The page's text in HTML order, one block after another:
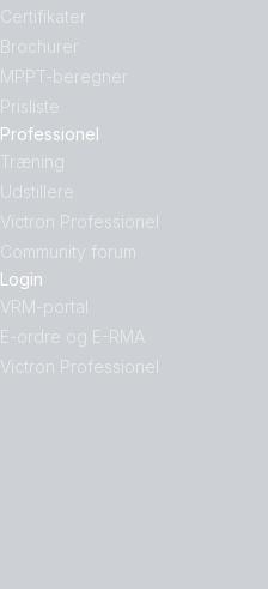
Certifikater
Brochurer
MPPT-beregner
Prisliste
Professionel
Træning
Udstillere
Victron Professionel
Community forum
Login
VRM-portal
E-ordre og E-RMA
Victron Professionel